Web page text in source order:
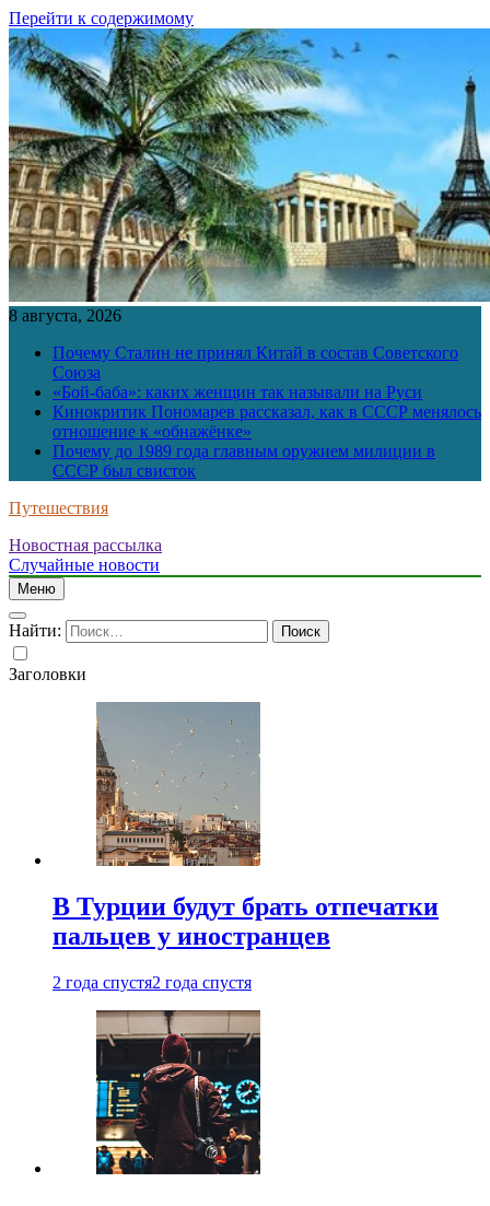
Перейти к содержимому
8 августа, 2026
Почему Сталин не принял Китай в состав Советского
Союза
«Бой-баба»: каких женщин так называли на Руси
Кинокритик Пономарев рассказал, как в СССР менялось
отношение к «обнажёнке»
Почему до 1989 года главным оружием милиции в
СССР был свисток
Путешествия
Новостная рассылка
Случайные новости
Меню
Найти:
Заголовки
В Турции будут брать отпечатки
пальцев у иностранцев
2 года спустя2 года спустя